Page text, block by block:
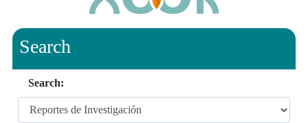
Search
Search: